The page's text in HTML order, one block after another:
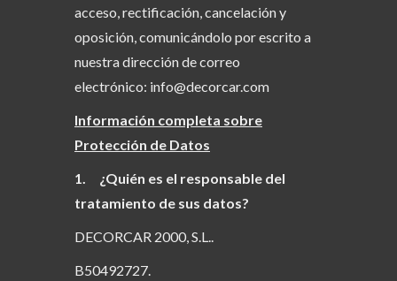
acceso, rectificación, cancelación y
oposición, comunicándolo por escrito a
nuestra dirección de correo
electrónico: info@decorcar.com
Información completa sobre
Protección de Datos
1. ¿Quién es el responsable del
tratamiento de sus datos?
DECORCAR 2000, S.L..
B50492727.